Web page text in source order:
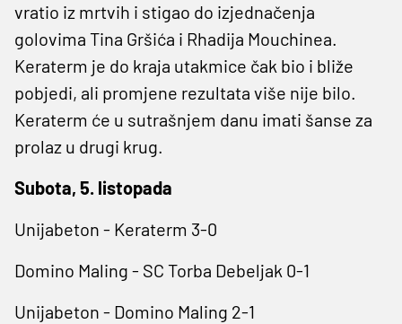
vratio iz mrtvih i stigao do izjednačenja
golovima Tina Gršića i Rhadija Mouchinea.
Keraterm je do kraja utakmice čak bio i bliže
pobjedi, ali promjene rezultata više nije bilo.
Keraterm će u sutrašnjem danu imati šanse za
prolaz u drugi krug.
Subota, 5. listopada
Unijabeton - Keraterm 3-0
Domino Maling - SC Torba Debeljak 0-1
Unijabeton - Domino Maling 2-1